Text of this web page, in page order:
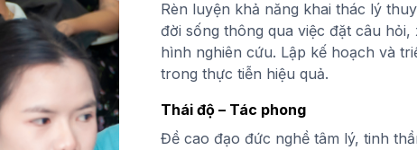
Rèn luyện khả năng khai thác lý
đời sống thông qua việc đặt câu
hình nghiên cứu. Lập kế hoạch và
trong thực tiễn hiệu quả.
Thái độ – Tác phong
Đề cao đạo đức nghề tâm lý, tinh